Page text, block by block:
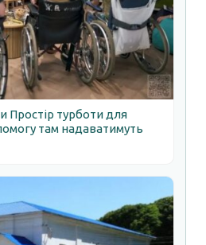
Простір турботи для
там надаватимуть